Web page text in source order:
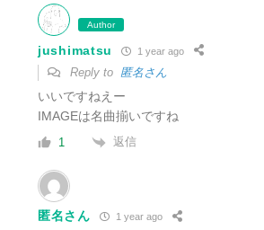
Author
jushimatsu 1 year ago
Reply to 匿名さん
いいですねえー
IMAGEは名曲揃いですね
1 返信
匿名さん 1 year ago